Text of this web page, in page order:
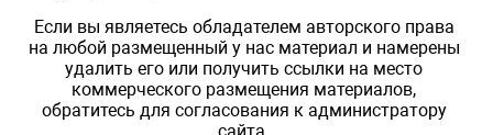
Если вы являетесь обладателем авторского права
на любой размещенный у нас материал и намерены
удалить его или получить ссылки на место
коммерческого размещения материалов,
обратитесь для согласования к администратору
сайта.